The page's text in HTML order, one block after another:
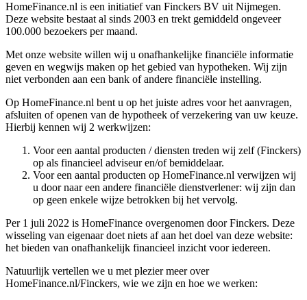
HomeFinance.nl is een initiatief van Finckers BV uit Nijmegen.
Deze website bestaat al sinds 2003 en trekt gemiddeld ongeveer
100.000 bezoekers per maand.
Met onze website willen wij u onafhankelijke financiële informatie
geven en wegwijs maken op het gebied van hypotheken. Wij zijn
niet verbonden aan een bank of andere financiële instelling.
Op HomeFinance.nl bent u op het juiste adres voor het aanvragen,
afsluiten of openen van de hypotheek of verzekering van uw keuze.
Hierbij kennen wij 2 werkwijzen:
Voor een aantal producten / diensten treden wij zelf (Finckers)
op als financieel adviseur en/of bemiddelaar.
Voor een aantal producten op HomeFinance.nl verwijzen wij
u door naar een andere financiële dienstverlener: wij zijn dan
op geen enkele wijze betrokken bij het vervolg.
Per 1 juli 2022 is HomeFinance overgenomen door Finckers. Deze
wisseling van eigenaar doet niets af aan het doel van deze website:
het bieden van onafhankelijk financieel inzicht voor iedereen.
Natuurlijk vertellen we u met plezier meer over
HomeFinance.nl/Finckers, wie we zijn en hoe we werken: